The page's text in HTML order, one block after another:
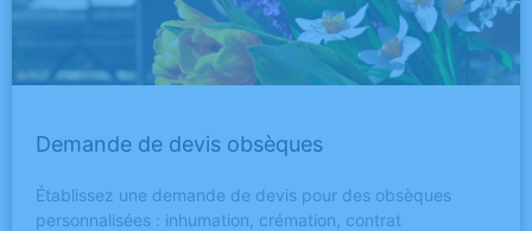
Demande de devis obsèques
Établissez une demande de devis pour des obsèques
personnalisées : inhumation, crémation, contrat